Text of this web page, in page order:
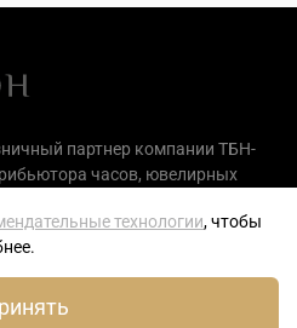
партнер компании ТБН-
часов, ювелирных
технологии, чтобы